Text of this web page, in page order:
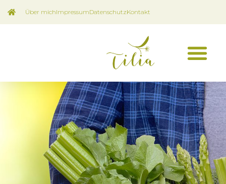
Über michImpressumDatenschutzKontakt